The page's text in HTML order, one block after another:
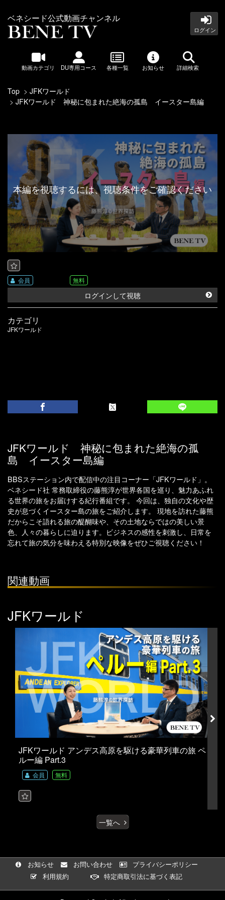
ベネシード公式動画チャンネル
ログイン
動画カテゴリ DU専用コース 各種一覧 お知らせ 詳細検索
Top
JFKワールド
JFKワールド 神秘に包まれた絶海の孤島 イースター島編
本編を視聴するには、視聴条件をご確認ください
会員 無料
ログインして視聴
カテゴリ
JFKワールド
JFKワールド 神秘に包まれた絶海の孤
島 イースター島編
BBSステーション内で配信中の注目コーナー「JFKワールド」。
ベネシード社 常務取締役の藤熊淳が世界各国を巡り、魅力あふれ
る世界の旅をお届けする紀行番組です。 今回は、独自の文化や歴
史が息づくイースター島の旅をご紹介します。 現地を訪れた藤熊
だからこそ語れる旅の醍醐味や、その土地ならではの美しい景
色、人々の暮らしに迫ります。ビジネスの感性を刺激し、日常を
忘れて旅の気分を味わえる特別な映像をぜひご視聴ください！
関連動画
JFKワールド
JFKワールド アンデス高原を駆ける豪華列車の旅 ペ
ルー編 Part.3
会員 無料
一覧へ
お知らせ お問い合わせ
プライバシーポリシー
利用規約
特定商取引法に基づく表記